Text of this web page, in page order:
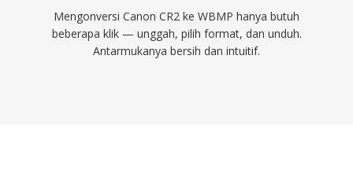
Mengonversi Canon CR2 ke WBMP hanya butuh
beberapa klik — unggah, pilih format, dan unduh.
Antarmukanya bersih dan intuitif.